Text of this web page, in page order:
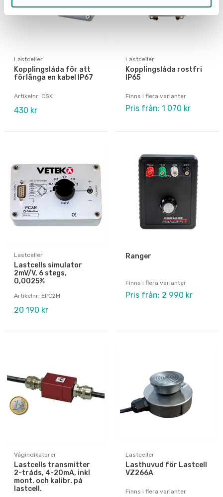
Lastceller
Kopplingslåda för att
förlänga en kabel IP67
Artikelnr: CSK
430 kr
Lastceller
Kopplingslåda rostfri
IP65
Finns i flera varianter
Pris från: 1 070 kr
Lastceller
Lastcells simulator
2mV/V, 6 stegs,
0,0025%
Artikelnr: EPC2M
20 190 kr
Ranger
Finns i flera varianter
Pris från: 2 990 kr
Vågindikatorer
Lastcells transmitter
2-tråds, 4-20mA, inkl
mont. och kalibr. på
lastcell.
Lastceller
Lasthuvud för Lastcell
VZ266A
Finns i flera varianter